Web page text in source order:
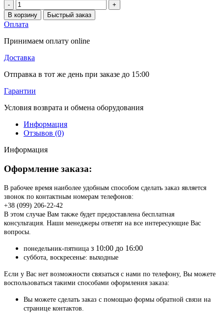
-
+
В корзину
Быстрый заказ
Оплата
Принимаем оплату online
Доставка
Отправка в тот же день при заказе до 15:00
Гарантии
Условия возврата и обмена оборудования
Информация
Отзывов (0)
Информация
Оформление заказа:
В рабочее время наиболее удобным способом сделать заказ является
звонок по контактным номерам телефонов:
+38 (099) 206-22-42
В этом случае Вам также будет предоставлена бесплатная
консультация. Наши менеджеры ответят на все интересующие Вас
вопросы.
понедельник-пятница з 10:00 до 16:00
суббота, воскресенье: выходные
Если у Вас нет возможности связаться с нами по телефону, Вы можете
воспользоваться такими способами оформления заказа:
Вы можете сделать заказ с помощью формы обратной связи на
странице контактов.